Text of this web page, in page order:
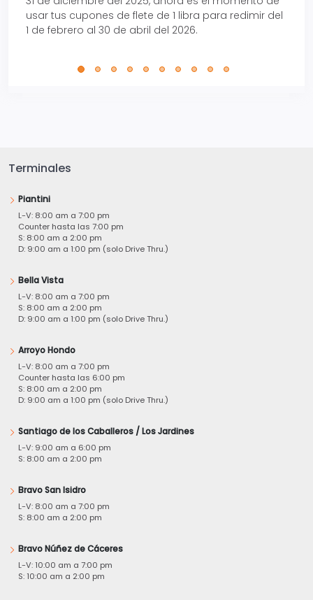
usar tus cupones de flete de 1 libra para redimir del
1 de febrero al 30 de abril del 2026.
Terminales
Piantini
L-V: 8:00 am a 7:00 pm
Counter hasta las 7:00 pm
S: 8:00 am a 2:00 pm
D: 9:00 am a 1:00 pm (solo Drive Thru.)
Bella Vista
L-V: 8:00 am a 7:00 pm
S: 8:00 am a 2:00 pm
D: 9:00 am a 1:00 pm (solo Drive Thru.)
Arroyo Hondo
L-V: 8:00 am a 7:00 pm
Counter hasta las 6:00 pm
S: 8:00 am a 2:00 pm
D: 9:00 am a 1:00 pm (solo Drive Thru.)
Santiago de los Caballeros / Los Jardines
L-V: 9:00 am a 6:00 pm
S: 8:00 am a 2:00 pm
Bravo San Isidro
L-V: 8:00 am a 7:00 pm
S: 8:00 am a 2:00 pm
Bravo Núñez de Cáceres
L-V: 10:00 am a 7:00 pm
S: 10:00 am a 2:00 pm